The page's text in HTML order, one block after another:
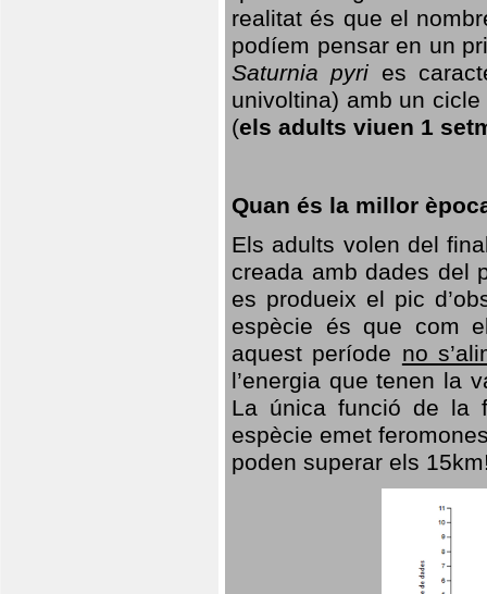
realitat és que el
podíem pensar en un
Saturnia pyri es
univoltina) amb un
(els adults viuen 1
Quan és la millor
Els adults volen del
creada amb dades del
es produeix el pic
espècie és que com
aquest període no
l’energia que tenen la
La única funció de la
espècie emet
poden superar els